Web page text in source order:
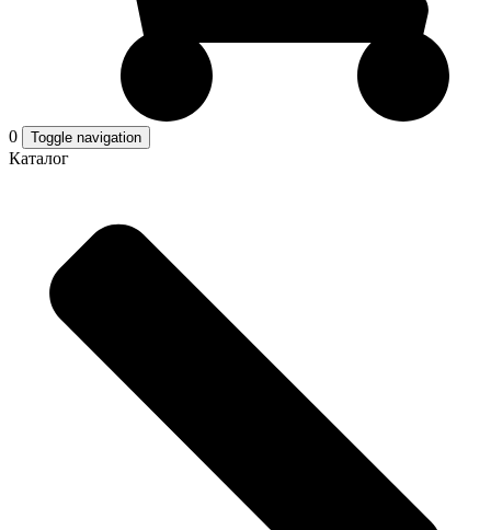
0 Toggle navigation
Каталог